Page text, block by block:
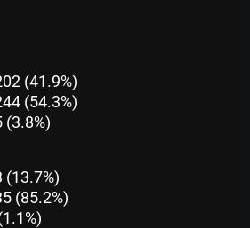
(41.9%)
(54.3%)
(3.8%)
(13.7%)
(85.2%)